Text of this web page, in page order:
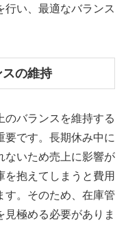
行い、最適なバランス
の維持
のバランスを維持する
要です。長期休み中に
ないため売上に影響が
を抱えてしまうと費用
す。そのため、在庫管
極める必要がありま